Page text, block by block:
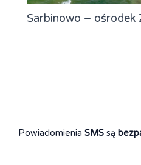
Sarbinowo – ośrodek
Powiadomienia SMS są